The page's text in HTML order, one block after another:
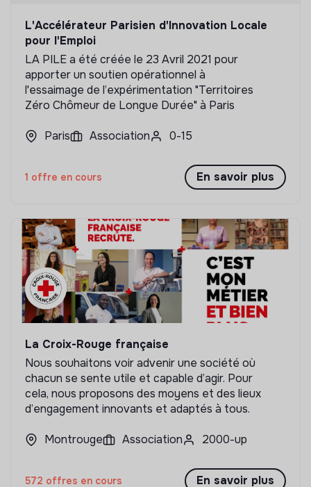
L'Accélérateur Parisien d'Innovation Locale
pour l'Emploi
LA PILE a été créée le 23 Avril 2021 pour
apporter un soutien opérationnel à
l'essaimage de l’expérimentation "Territoires
Zéro Chômeur de Longue Durée" à Paris
Paris Association 0-15
1 offre en cours En savoir plus
La Croix-Rouge française
Nous souhaitons voir advenir une société où
chacun se sente utile et capable d’agir. Pour
cela, nous proposons des moyens et des lieux
d’engagement innovants et adaptés à tous.
Montrouge Association 2000-up
572 offres en cours En savoir plus